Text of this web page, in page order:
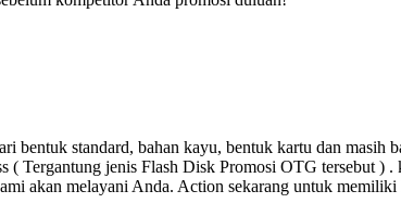
bentuk standard, bahan kayu, bentuk kartu dan
Tergantung jenis Flash Disk Promosi OTG tersebut )
akan melayani Anda. Action sekarang untuk